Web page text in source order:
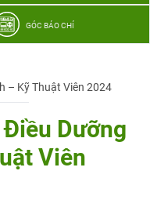
GÓC BÁO CHÍ
– Kỹ Thuật Viên 2024
Dưỡng
Viên